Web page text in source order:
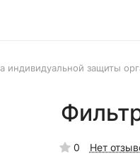
индивидуальной защиты
0 Нет